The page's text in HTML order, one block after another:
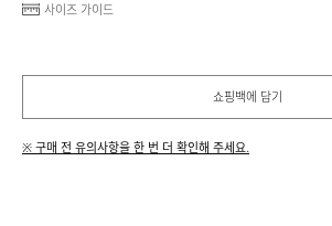
사이즈 가이드
쇼핑백에 담기
※ 구매 전 유의사항을 한 번 더 확인해 주세요.